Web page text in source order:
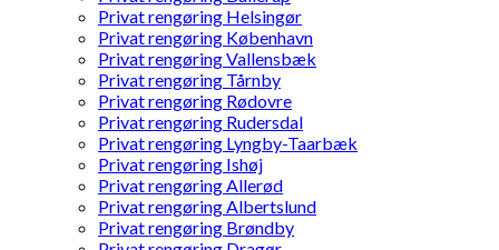
Privat rengøring Helsingør
Privat rengøring København
Privat rengøring Vallensbæk
Privat rengøring Tårnby
Privat rengøring Rødovre
Privat rengøring Rudersdal
Privat rengøring Lyngby-Taarbæk
Privat rengøring Ishøj
Privat rengøring Allerød
Privat rengøring Albertslund
Privat rengøring Brøndby